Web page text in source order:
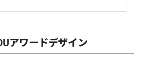
アワードデザイン